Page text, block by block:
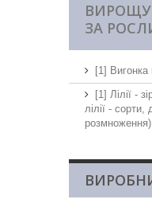
ЗА
[1] Вигонка
[1] Лілії -
лілії -
розмноження)